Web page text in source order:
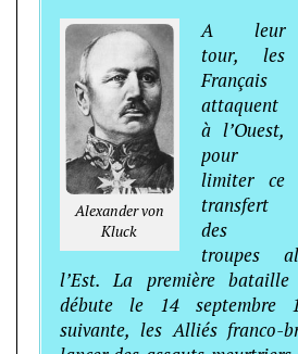
Alexander von
Kluck
A leur
tour, les
Français
attaquent
à l’Ouest,
pour
limiter ce
transfert
des
troupes
l’Est. La première bataille
débute le 14 septembre
suivante, les Alliés franco-